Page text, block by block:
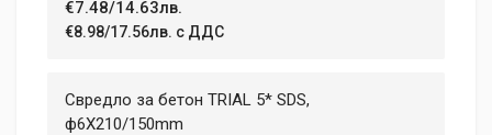
Write A Review
€7.48/14.63лв.
€8.98/17.56лв. с ДДС
Свредло за бетон TRIAL 5* SDS,
ф6X210/150mm